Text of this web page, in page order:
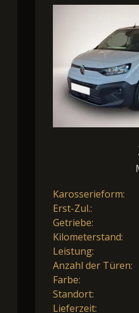
Kasten
Kamera
Karosserieform:
Erst-Zul.:
Getriebe:
Kilometerstand:
Leistung:
Anzahl der Türen:
Farbe:
Standort:
Lieferzeit: